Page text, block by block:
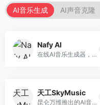
AI音乐生成 AI声音克隆
Nafy AI
在线AI音乐生成器，专注于快速音乐创作。面向内容创作者，支持多种风格音乐生成，操作简便，生成速度快，适合快速配乐需求。
天工SkyMusic
昆仑万维推出的AI音乐创作平台，基于天工大模型。面向音乐创作者，支持歌词生成、旋律创作、音乐编曲等服务，中文音乐创作能力强。